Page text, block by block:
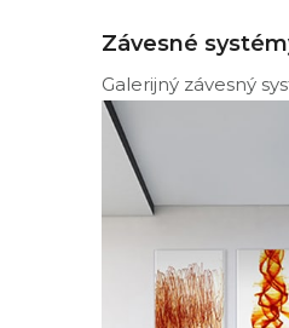
Závesné
Galerijný závesný